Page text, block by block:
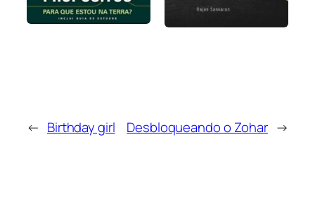
← Birthday girl Desbloqueando o Zohar →